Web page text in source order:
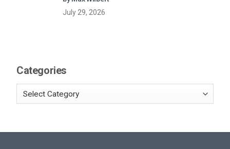
July 29, 2026
Categories